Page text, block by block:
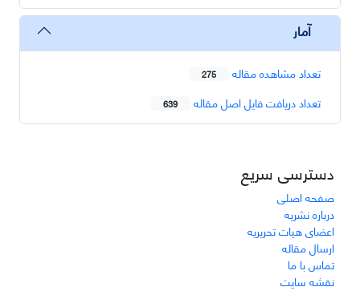
آمار
تعداد مشاهده مقاله 275
تعداد دریافت فایل اصل مقاله 639
دسترسی سریع
صفحه اصلی
درباره نشریه
اعضای هیات تحریریه
ارسال مقاله
تماس با ما
نقشه سایت